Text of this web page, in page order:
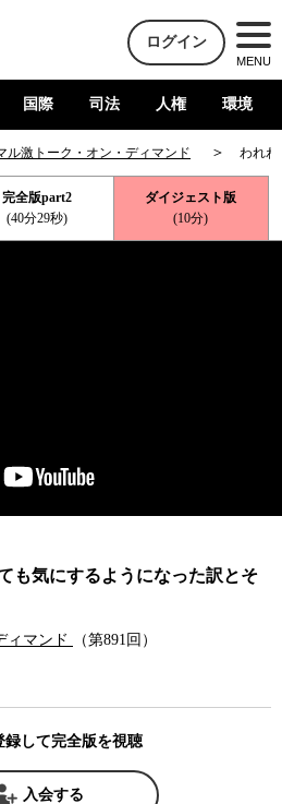
ログイン
MENU
国際 司法 人権 環境
ル激トーク・オン・ディマンド われわ
完全版part2
(40分29秒)
ダイジェスト版
(10分)
も気にするようになった訳とそ
ィマンド （第891回）
録して完全版を視聴
入会する